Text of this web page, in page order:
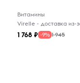
Витамины
1 768 -9% 1 945